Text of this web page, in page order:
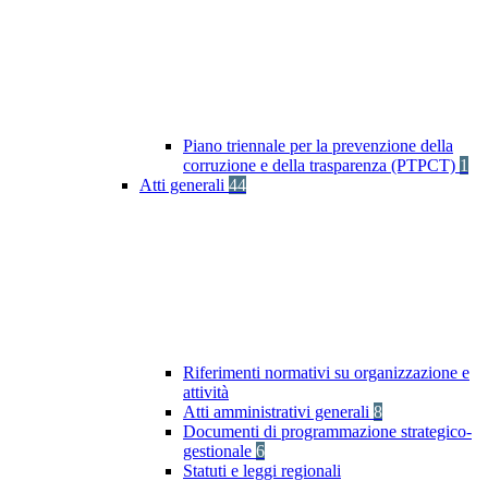
Piano triennale per la prevenzione della
corruzione e della trasparenza (PTPCT) 1
Atti generali 44
Riferimenti normativi su organizzazione e
attività
Atti amministrativi generali 8
Documenti di programmazione strategico-
gestionale 6
Statuti e leggi regionali